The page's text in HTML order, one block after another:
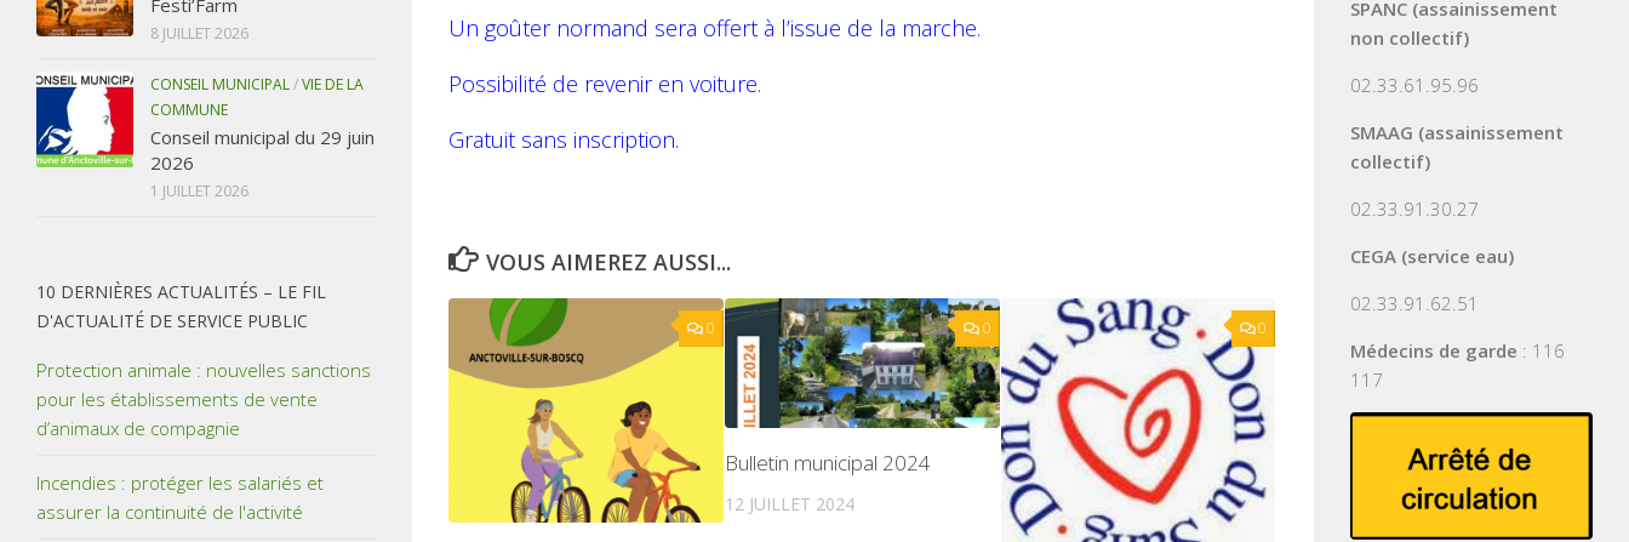
Un goûter normand sera offert à l’issue de la marche.
Possibilité de revenir en voiture.
Gratuit sans inscription.
VOUS AIMEREZ AUSSI...
0 0
Bulletin municipal 2024
12 JUILLET 2024
0
Festi’Farm
8 JUILLET 2026
CONSEIL MUNICIPAL/VIE DE LA
COMMUNE
Conseil municipal du 29 juin
2026
1 JUILLET 2026
10 DERNIÈRES ACTUALITÉS – LE FIL
D'ACTUALITÉ DE SERVICE PUBLIC
Protection animale : nouvelles sanctions
pour les établissements de vente
d’animaux de compagnie
Incendies : protéger les salariés et
assurer la continuité de l'activité
SPANC (assainissement
non collectif)
02.33.61.95.96
SMAAG (assainissement
collectif)
02.33.91.30.27
CEGA (service eau)
02.33.91.62.51
Médecins de garde : 116
117